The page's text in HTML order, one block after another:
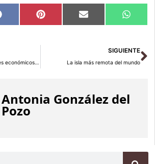
Compartir
en
Facebook Compartir
en
Pinterest Compartir
en
Email
en
Los mejores restaurantes económicos de París
SIGUIENTE
La isla más remota del mundo
Antonia González del
Pozo